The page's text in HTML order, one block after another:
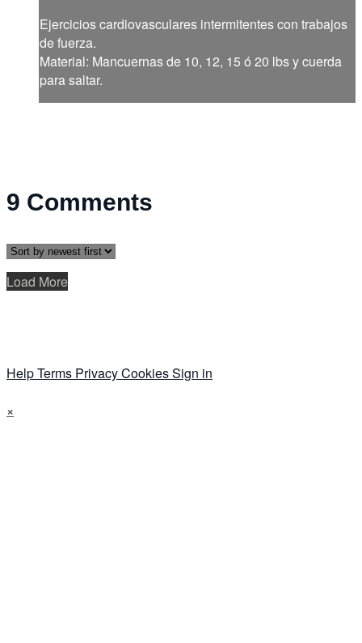
Ejercicios cardiovasculares intermitentes con trabajos
de fuerza.
Material: Mancuernas de 10, 12, 15 ó 20 lbs y cuerda
para saltar.
9 Comments
Load More
HelpTerms PrivacyCookiesSign in
×